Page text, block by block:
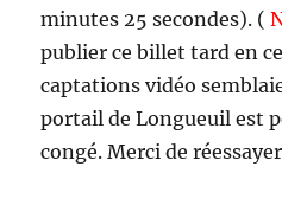
minutes 25 secondes). (
publier ce billet tard en
captations vidéo
portail de Longueuil est
congé. Merci de